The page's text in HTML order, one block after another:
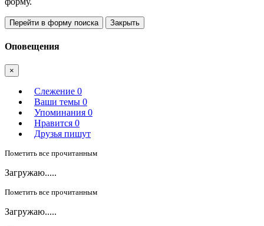
Перейти в форму поиска Закрыть
Оповещения
×
Слежение 0
Ваши темы 0
Упоминания 0
Нравится 0
Друзья пишут
Пометить все прочитанным
Загружаю.....
Пометить все прочитанным
Загружаю.....